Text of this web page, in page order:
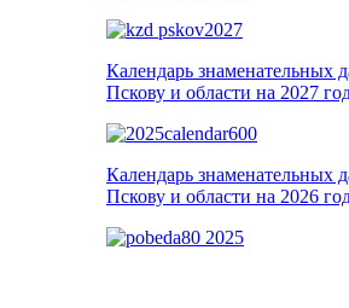
Календарь знаменательных
Пскову и области на 2027
Календарь знаменательных
Пскову и области на 2026